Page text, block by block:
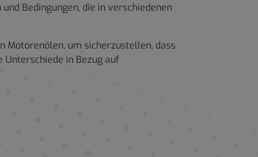
Bedingungen, die in verschiedenen
Motorenölen, um sicherzustellen, dass
Unterschiede in Bezug auf